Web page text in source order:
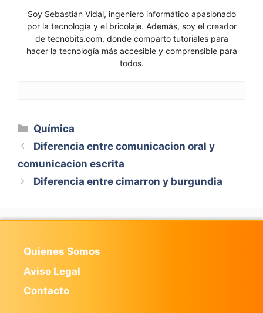
Soy Sebastián Vidal, ingeniero informático apasionado
por la tecnología y el bricolaje. Además, soy el creador
de tecnobits.com, donde comparto tutoriales para
hacer la tecnología más accesible y comprensible para
todos.
Categorías
Química
Diferencia entre comunicacion oral y
comunicacion escrita
Diferencia entre cimarron y burgundia
Quienes Somos
Aviso Legal
Contacto